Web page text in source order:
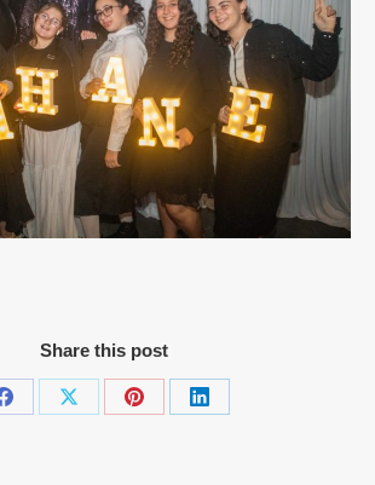
Share this post
PartagerPartagerPartagerPartager